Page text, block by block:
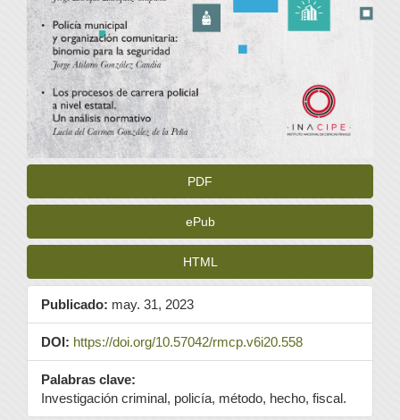
PDF
ePub
HTML
Publicado: may. 31, 2023
DOI: https://doi.org/10.57042/rmcp.v6i20.558
Palabras clave:
Investigación criminal, policía, método, hecho, fiscal.